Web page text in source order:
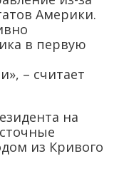
Америки.
в первую
– считает
на
из Кривого